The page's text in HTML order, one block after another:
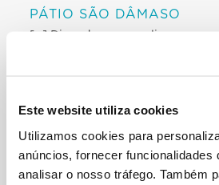
Este website utiliza cookies
Utilizamos cookies para
anúncios, fornecer funcionalidades
analisar o nosso tráfego. Também
PÁTIO SÃO DÂMASO
[…] Dizendo-o com a linguagem
subsidiariedade. Assim, não
pessoas sejam «protagonistas do
próprio resgate». No